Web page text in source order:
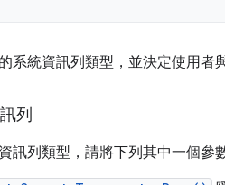
系統資訊列類型，並決定使用者
列
訊列類型，請將下列其中一個參